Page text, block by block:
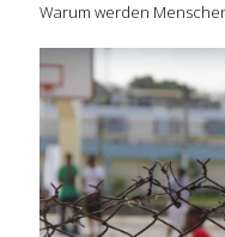
Warum werden